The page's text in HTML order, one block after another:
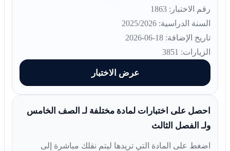
رقم الاختبار: 1863
السنة الدراسية: 2025/2026
تاريخ الإضافة: 18-06-2026
الزيارات: 3851
عرض الاختبار
احصل على اختبارات لمادة مختلفة لـ الصف الخامس
ولـ الفصل الثالث
اضغط على المادة التي تريدها ليتم نقلك مباشرة إلى